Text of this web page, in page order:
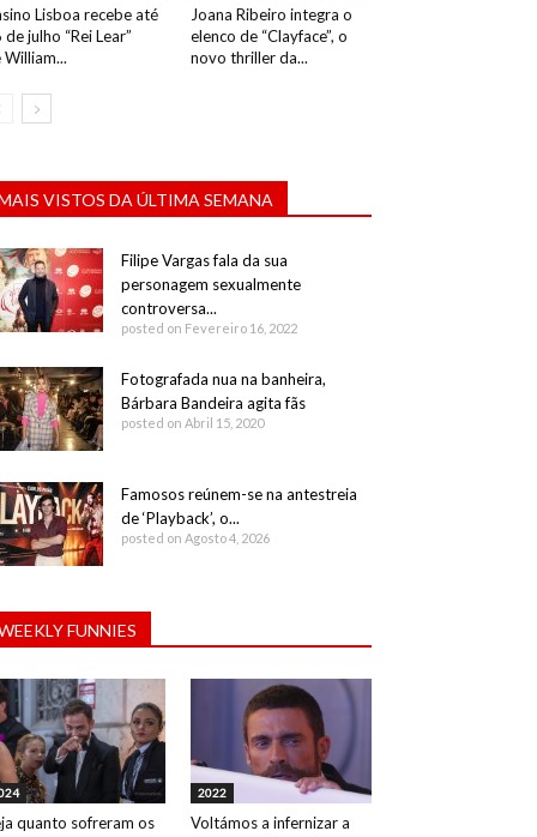
Lisboa recebe até
de julho “Rei Lear”
William...
Joana Ribeiro integra o
elenco de “Clayface”, o
novo thriller da...
VISTOS DA ÚLTIMA SEMANA
Filipe Vargas fala da sua
personagem sexualmente
controversa...
posted on Fevereiro 16, 2022
Fotografada nua na banheira,
Bárbara Bandeira agita fãs
posted on Abril 15, 2020
Famosos reúnem-se na antestreia
de ‘Playback’, o...
posted on Agosto 4, 2026
FUNNIES
quanto sofreram os
2022
Voltámos a infernizar a